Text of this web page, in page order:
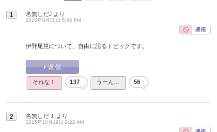
1 名無しだJ より
2015年9月30日 5:56 PM
伊野尾慧について、自由に語るトピックです。
それな！ 137 うーん… 56
2 名無しだＪ より
2015年10月19日 9:22 AM